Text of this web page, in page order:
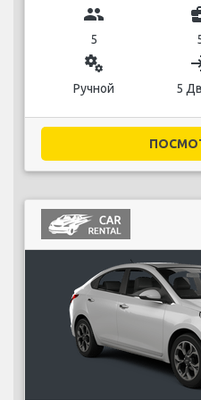
MERCEDES GLA
group
5
miscellaneous_services
Ручной 5